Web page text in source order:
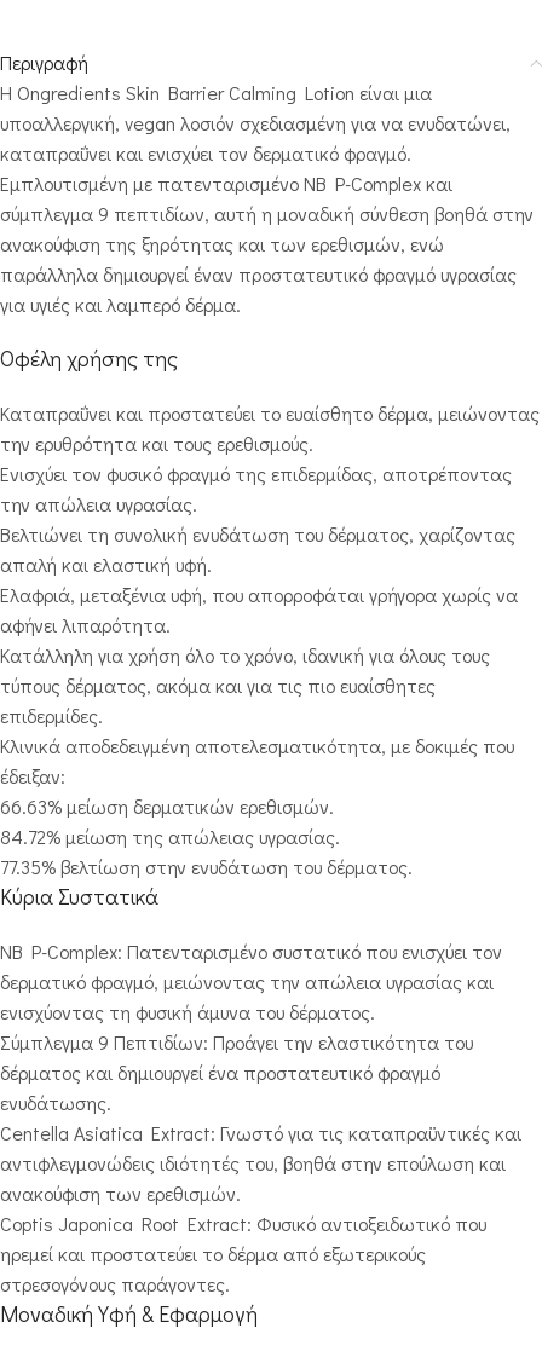
Περιγραφή
Η Ongredients Skin Barrier Calming Lotion είναι μια
υποαλλεργική, vegan λοσιόν σχεδιασμένη για να ενυδατώνει,
καταπραΰνει και ενισχύει τον δερματικό φραγμό.
Εμπλουτισμένη με πατενταρισμένο NB P-Complex και
σύμπλεγμα 9 πεπτιδίων, αυτή η μοναδική σύνθεση βοηθά στην
ανακούφιση της ξηρότητας και των ερεθισμών, ενώ
παράλληλα δημιουργεί έναν προστατευτικό φραγμό υγρασίας
για υγιές και λαμπερό δέρμα.
Οφέλη χρήσης της
Καταπραΰνει και προστατεύει το ευαίσθητο δέρμα, μειώνοντας
την ερυθρότητα και τους ερεθισμούς.
Ενισχύει τον φυσικό φραγμό της επιδερμίδας, αποτρέποντας
την απώλεια υγρασίας.
Βελτιώνει τη συνολική ενυδάτωση του δέρματος, χαρίζοντας
απαλή και ελαστική υφή.
Ελαφριά, μεταξένια υφή, που απορροφάται γρήγορα χωρίς να
αφήνει λιπαρότητα.
Κατάλληλη για χρήση όλο το χρόνο, ιδανική για όλους τους
τύπους δέρματος, ακόμα και για τις πιο ευαίσθητες
επιδερμίδες.
Κλινικά αποδεδειγμένη αποτελεσματικότητα, με δοκιμές που
έδειξαν:
66.63% μείωση δερματικών ερεθισμών.
84.72% μείωση της απώλειας υγρασίας.
77.35% βελτίωση στην ενυδάτωση του δέρματος.
Κύρια Συστατικά
NB P-Complex: Πατενταρισμένο συστατικό που ενισχύει τον
δερματικό φραγμό, μειώνοντας την απώλεια υγρασίας και
ενισχύοντας τη φυσική άμυνα του δέρματος.
Σύμπλεγμα 9 Πεπτιδίων: Προάγει την ελαστικότητα του
δέρματος και δημιουργεί ένα προστατευτικό φραγμό
ενυδάτωσης.
Centella Asiatica Extract: Γνωστό για τις καταπραϋντικές και
αντιφλεγμονώδεις ιδιότητές του, βοηθά στην επούλωση και
ανακούφιση των ερεθισμών.
Coptis Japonica Root Extract: Φυσικό αντιοξειδωτικό που
ηρεμεί και προστατεύει το δέρμα από εξωτερικούς
στρεσογόνους παράγοντες.
Μοναδική Υφή & Εφαρμογή